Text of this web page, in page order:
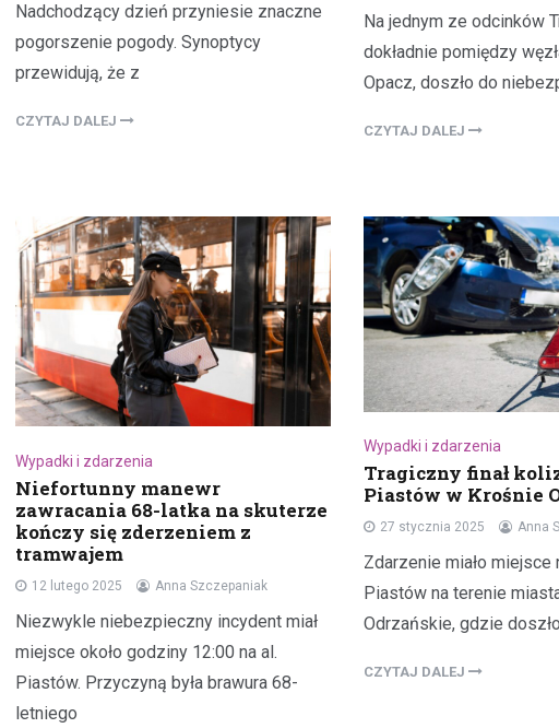
Nadchodzący dzień przyniesie znaczne
pogorszenie pogody. Synoptycy
przewidują, że z
CZYTAJ DALEJ
Na jednym ze odcinków
dokładnie pomiędzy
Opacz, doszło do
CZYTAJ DALEJ
Wypadki i zdarzenia
Niefortunny manewr
zawracania 68-latka na skuterze
kończy się zderzeniem z
tramwajem
12 lutego 2025 Anna Szczepaniak
Niezwykle niebezpieczny incydent miał
miejsce około godziny 12:00 na al.
Piastów. Przyczyną była brawura 68-
letniego
Wypadki i zdarzenia
Tragiczny finał
Piastów w Krośnie
27 stycznia 2025 Anna
Zdarzenie miało miejsce
Piastów na terenie
Odrzańskie, gdzie
CZYTAJ DALEJ